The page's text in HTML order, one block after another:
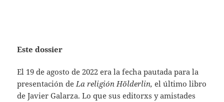
Este dossier
El 19 de agosto de 2022 era la fecha pautada para la
presentación deLa religión Hölderlin, el último libro
de Javier Galarza. Lo que sus editorxs y amistades